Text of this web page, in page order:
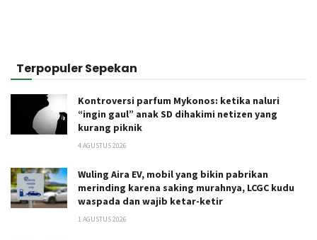
Terpopuler Sepekan
Kontroversi parfum Mykonos: ketika naluri
“ingin gaul” anak SD dihakimi netizen yang
kurang piknik
4 AGUSTUS 2026
Wuling Aira EV, mobil yang bikin pabrikan
merinding karena saking murahnya, LCGC kudu
waspada dan wajib ketar-ketir
1 AGUSTUS 2026